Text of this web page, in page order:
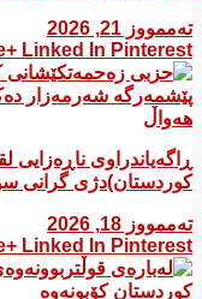
تەممووز 21, 2026
Linked In Pinterest
هەواڵ
ڕاگەیاندراوی
کوردستان)دژی گرانی
تەممووز 18, 2026
Linked In Pinterest